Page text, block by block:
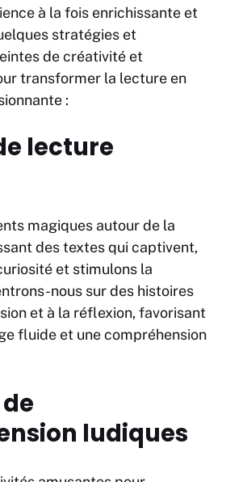
à la fois enrichissante et
stratégies et
de créativité et
transformer la lecture en
:
lecture
magiques autour de la
des textes qui captivent,
et stimulons la
nous sur des histoires
et à la réflexion, favorisant
fluide et une compréhension
ludiques